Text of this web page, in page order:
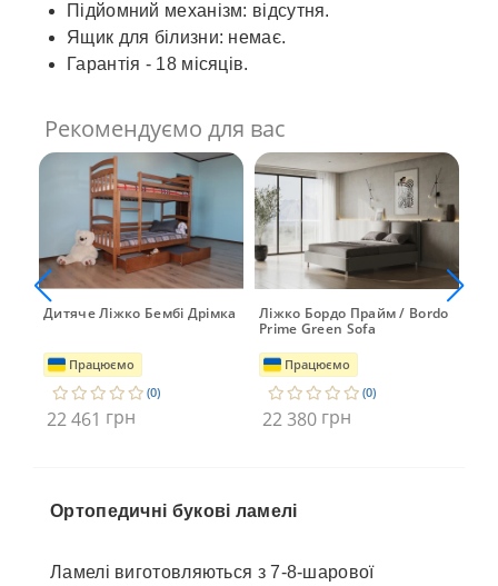
Підйомний механізм: відсутня.
Ящик для білизни: немає.
Гарантія - 18 місяців.
Рекомендуємо для вас
Дитяче Ліжко Бембі Дрімка
Працюємо
(0)
22 461 грн
Ліжко Бордо Прайм / Bordo
Prime Green Sofa
Працюємо
(0)
22 380 грн
Ортопедичні букові ламелі
Ламелі виготовляються з 7-8-шарової